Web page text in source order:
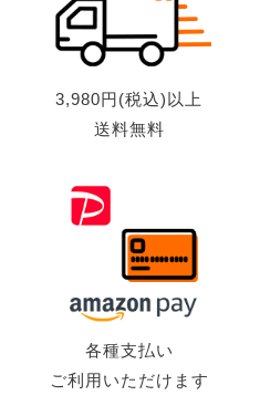
3,980円(税込)以上
送料無料
各種支払い
ご利用いただけます